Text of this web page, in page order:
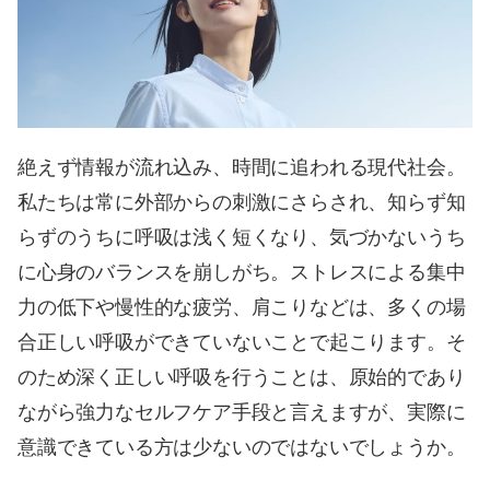
絶えず情報が流れ込み、時間に追われる現代社会。
私たちは常に外部からの刺激にさらされ、知らず知
らずのうちに呼吸は浅く短くなり、気づかないうち
に心身のバランスを崩しがち。ストレスによる集中
力の低下や慢性的な疲労、肩こりなどは、多くの場
合正しい呼吸ができていないことで起こります。そ
のため深く正しい呼吸を行うことは、原始的であり
ながら強力なセルフケア手段と言えますが、実際に
意識できている方は少ないのではないでしょうか。